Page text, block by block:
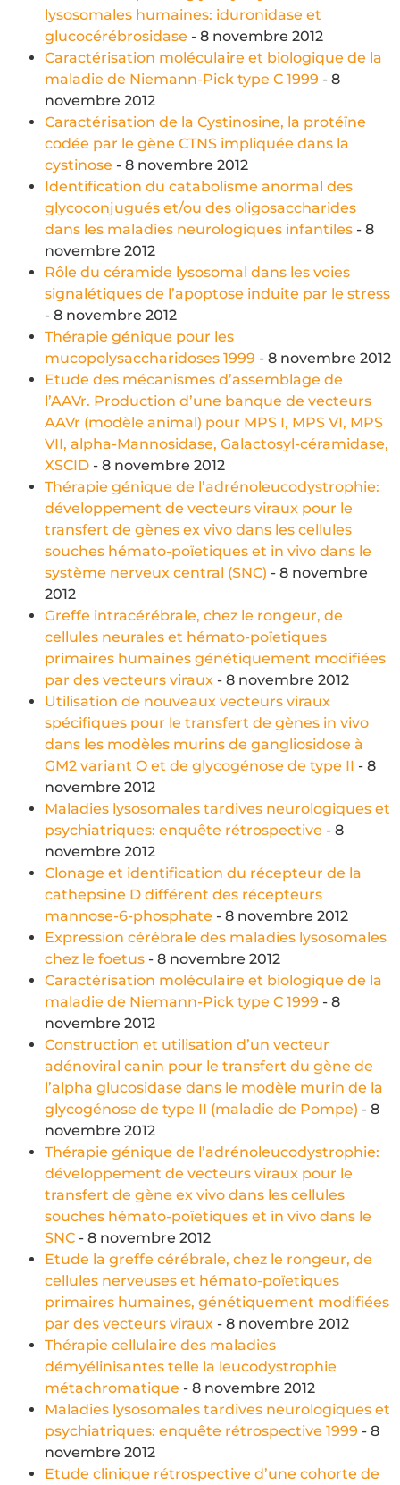
lysosomales humaines: iduronidase et
glucocérébrosidase - 8 novembre 2012
Caractérisation moléculaire et biologique de la
maladie de Niemann-Pick type C 1999 - 8
novembre 2012
Caractérisation de la Cystinosine, la protéïne
codée par le gène CTNS impliquée dans la
cystinose - 8 novembre 2012
Identification du catabolisme anormal des
glycoconjugués et/ou des oligosaccharides
dans les maladies neurologiques infantiles - 8
novembre 2012
Rôle du céramide lysosomal dans les voies
signalétiques de l’apoptose induite par le stress
- 8 novembre 2012
Thérapie génique pour les
mucopolysaccharidoses 1999 - 8 novembre 2012
Etude des mécanismes d’assemblage de
l’AAVr. Production d’une banque de vecteurs
AAVr (modèle animal) pour MPS I, MPS VI, MPS
VII, alpha-Mannosidase, Galactosyl-céramidase,
XSCID - 8 novembre 2012
Thérapie génique de l’adrénoleucodystrophie:
développement de vecteurs viraux pour le
transfert de gènes ex vivo dans les cellules
souches hémato-poïetiques et in vivo dans le
système nerveux central (SNC) - 8 novembre
2012
Greffe intracérébrale, chez le rongeur, de
cellules neurales et hémato-poïetiques
primaires humaines génétiquement modifiées
par des vecteurs viraux - 8 novembre 2012
Utilisation de nouveaux vecteurs viraux
spécifiques pour le transfert de gènes in vivo
dans les modèles murins de gangliosidose à
GM2 variant O et de glycogénose de type II - 8
novembre 2012
Maladies lysosomales tardives neurologiques et
psychiatriques: enquête rétrospective - 8
novembre 2012
Clonage et identification du récepteur de la
cathepsine D différent des récepteurs
mannose-6-phosphate - 8 novembre 2012
Expression cérébrale des maladies lysosomales
chez le foetus - 8 novembre 2012
Caractérisation moléculaire et biologique de la
maladie de Niemann-Pick type C 1999 - 8
novembre 2012
Construction et utilisation d’un vecteur
adénoviral canin pour le transfert du gène de
l’alpha glucosidase dans le modèle murin de la
glycogénose de type II (maladie de Pompe) - 8
novembre 2012
Thérapie génique de l’adrénoleucodystrophie:
développement de vecteurs viraux pour le
transfert de gène ex vivo dans les cellules
souches hémato-poïetiques et in vivo dans le
SNC - 8 novembre 2012
Etude la greffe cérébrale, chez le rongeur, de
cellules nerveuses et hémato-poïetiques
primaires humaines, génétiquement modifiées
par des vecteurs viraux - 8 novembre 2012
Thérapie cellulaire des maladies
démyélinisantes telle la leucodystrophie
métachromatique - 8 novembre 2012
Maladies lysosomales tardives neurologiques et
psychiatriques: enquête rétrospective 1999 - 8
novembre 2012
Etude clinique rétrospective d’une cohorte de